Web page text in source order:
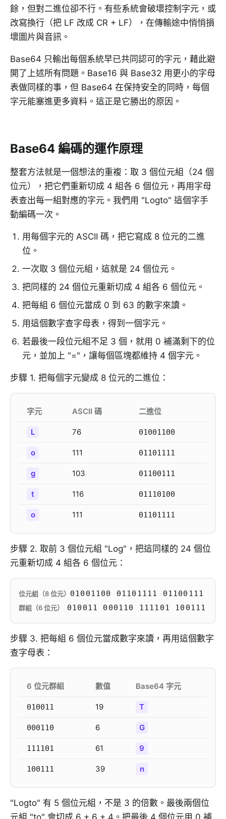
餘，但對二進位卻不行。有些系統會破壞控制字元，或
改寫換行（把 LF 改成 CR + LF），在傳輸途中悄悄損
壞圖片與音訊。
Base64 只輸出每個系統早已共同認可的字元，藉此避
開了上述所有問題。Base16 與 Base32 用更小的字母
表做同樣的事，但 Base64 在保持安全的同時，每個
字元能塞進更多資料。這正是它勝出的原因。
Base64 編碼的運作原理
整套方法就是一個想法的重複：取 3 個位元組（24 個
位元），把它們重新切成 4 組各 6 個位元，再用字母
表查出每一組對應的字元。我們用 "Logto" 這個字手
動編碼一次。
用每個字元的 ASCII 碼，把它寫成 8 位元的二進
位。
一次取 3 個位元組，這就是 24 個位元。
把同樣的 24 個位元重新切成 4 組各 6 個位元。
把每組 6 個位元當成 0 到 63 的數字來讀。
用這個數字查字母表，得到一個字元。
若最後一段位元組不足 3 個，就用 0 補滿剩下的位
元，並加上 "="，讓每個區塊都維持 4 個字元。
步驟 1. 把每個字元變成 8 位元的二進位：
字元 ASCII 碼 二進位
L 76 01001100
o 111 01101111
g 103 01100111
t 116 01110100
o 111 01101111
步驟 2. 取前 3 個位元組 "Log"，把這同樣的 24 個位
元重新切成 4 組各 6 個位元：
位元組（8 位元） 01001100 01101111 01100111
群組（6 位元） 010011 000110 111101 100111
步驟 3. 把每組 6 個位元當成數字來讀，再用這個數字
查字母表：
6 位元群組 數值 Base64 字元
010011 19 T
000110 6 G
111101 61 9
100111 39 n
"Logto" 有 5 個位元組，不是 3 的倍數。最後兩個位
元組 "to" 會切成 6 + 6 + 4。把最後 4 個位元用 0 補